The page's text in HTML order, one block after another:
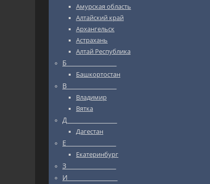
Амурская область
Алтайский край
Архангельск
Астрахань
Алтай Республика
Б_________________
Башкортостан
В_________________
Владимир
Вятка
Д_________________
Дагестан
Е_________________
Екатеринбург
З_________________
И_________________